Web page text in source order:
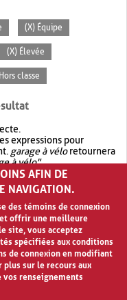
(X) Équipe
(X) Élevée
classe
expressions pour
garage à véloretournera
à vélo".
avec OR.garage OR vélo
quegarage à vélo
AFIN DE
NAVIGATION.
des témoins de connexion
offrir une meilleure
site, vous acceptez
spécifiées aux conditions
de connexion en modifiant
plus sur le recours aux
renseignements